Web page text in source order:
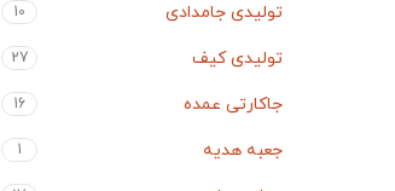
تولیدی جامدادی 10
تولیدی کیف 27
جاکارتی عمده 16
جعبه هدیه 1